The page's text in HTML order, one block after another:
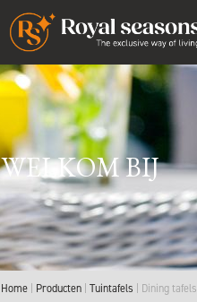
WELKOM BIJ
Home Producten Tuintafels Dining tafels